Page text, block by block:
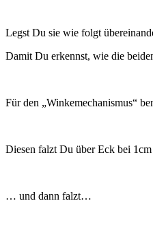
Legst Du sie wie folgt
Damit Du erkennst, wie die
Für den „Winkemechanismus“
Diesen falzt Du über Eck bei
… und dann falzt…